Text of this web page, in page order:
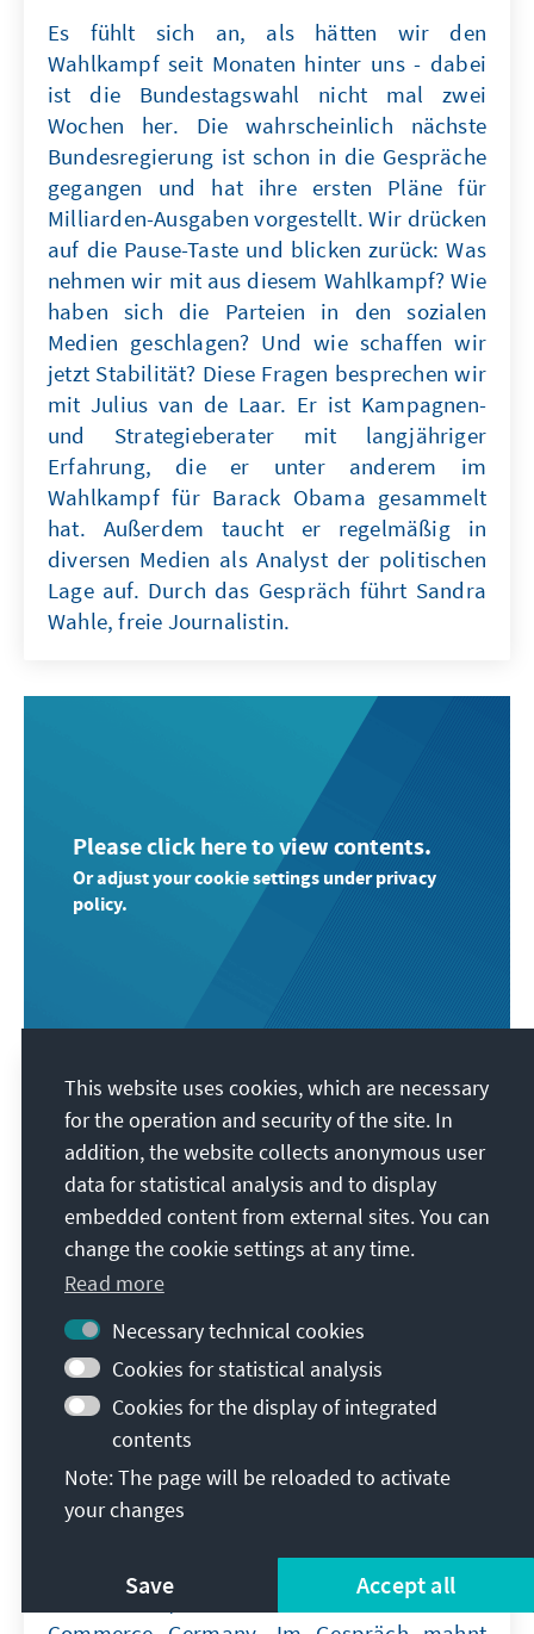
Es fühlt sich an, als hätten wir den
Wahlkampf seit Monaten hinter uns - dabei
ist die Bundestagswahl nicht mal zwei
Wochen her. Die wahrscheinlich nächste
Bundesregierung ist schon in die Gespräche
gegangen und hat ihre ersten Pläne für
Milliarden-Ausgaben vorgestellt. Wir drücken
auf die Pause-Taste und blicken zurück: Was
nehmen wir mit aus diesem Wahlkampf? Wie
haben sich die Parteien in den sozialen
Medien geschlagen? Und wie schaffen wir
jetzt Stabilität? Diese Fragen besprechen wir
mit Julius van de Laar. Er ist Kampagnen-
und Strategieberater mit langjähriger
Erfahrung, die er unter anderem im
Wahlkampf für Barack Obama gesammelt
hat. Außerdem taucht er regelmäßig in
diversen Medien als Analyst der politischen
Lage auf. Durch das Gespräch führt Sandra
Wahle, freie Journalistin.
Please click here to view contents.
Or adjust your cookie settings under privacy
policy.
#104 Simone Menne: Wie stark
belastet Donald Trump das deutsch-
amerikanische Verhältnis?
Er ist wieder da: Donald Trump. Der US-
Präsident hat Strafzölle gegen europäische
Firmen angedroht, diese aber bislang noch
nicht umgesetzt. Was bedeutet die zweite
Amtszeit von Trump für die deutsche
Wirtschaft? Und was für die deutsch-
amerikanischen Beziehungen? Das bespricht
Michael Scheppe in dieser Ausgabe von
Erststimme mit Simone Menne. Die Multi-
Aufsichtsrätin und frühere Lufthansa-Top-
amerikanischen Handelskammer in
Deutschland, der American Chamber of
This website uses cookies, which are necessary
for the operation and security of the site. In
addition, the website collects anonymous user
data for statistical analysis and to display
embedded content from external sites. You can
change the cookie settings at any time.
Read more
Necessary technical cookies
Cookies for statistical analysis
Cookies for the display of integrated
contents
Note: The page will be reloaded to activate
your changes
Save Accept all